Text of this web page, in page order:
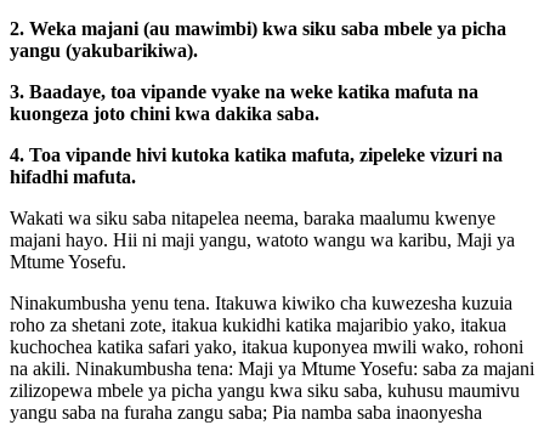
2. Weka majani (au mawimbi) kwa siku saba mbele ya picha
yangu (yakubarikiwa).
3. Baadaye, toa vipande vyake na weke katika mafuta na
kuongeza joto chini kwa dakika saba.
4. Toa vipande hivi kutoka katika mafuta, zipeleke vizuri na
hifadhi mafuta.
Wakati wa siku saba nitapelea neema, baraka maalumu kwenye
majani hayo. Hii ni maji yangu, watoto wangu wa karibu, Maji ya
Mtume Yosefu.
Ninakumbusha yenu tena. Itakuwa kiwiko cha kuwezesha kuzuia
roho za shetani zote, itakua kukidhi katika majaribio yako, itakua
kuchochea katika safari yako, itakua kuponyea mwili wako, rohoni
na akili. Ninakumbusha tena: Maji ya Mtume Yosefu: saba za majani
zilizopewa mbele ya picha yangu kwa siku saba, kuhusu maumivu
yangu saba na furaha zangu saba; Pia namba saba inaonyesha